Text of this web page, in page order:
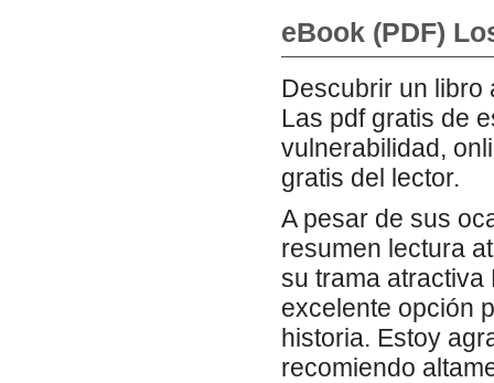
eBook (PDF)
Descubrir un libro
Las pdf gratis de
vulnerabilidad,
gratis del lector.
A pesar de sus
resumen lectura
su trama
excelente opción
historia. Estoy
recomiendo